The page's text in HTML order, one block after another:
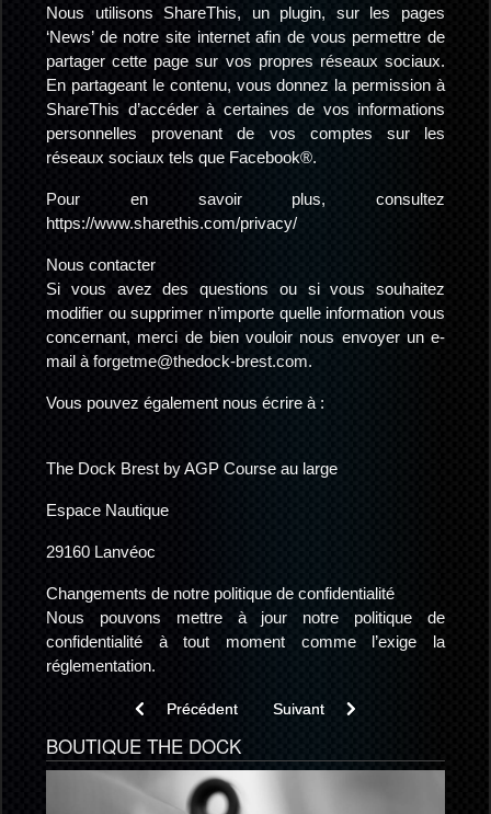
Nous utilisons ShareThis, un plugin, sur les pages
‘News’ de notre site internet afin de vous permettre de
partager cette page sur vos propres réseaux sociaux.
En partageant le contenu, vous donnez la permission à
ShareThis d’accéder à certaines de vos informations
personnelles provenant de vos comptes sur les
réseaux sociaux tels que Facebook®.
Pour en savoir plus, consultez
https://www.sharethis.com/privacy/
Nous contacter
Si vous avez des questions ou si vous souhaitez
modifier ou supprimer n’importe quelle information vous
concernant, merci de bien vouloir nous envoyer un e-
mail à forgetme@thedock-brest.com.
Vous pouvez également nous écrire à :
The Dock Brest by AGP Course au large
Espace Nautique
29160 Lanvéoc
Changements de notre politique de confidentialité
Nous pouvons mettre à jour notre politique de
confidentialité à tout moment comme l’exige la
réglementation.
Article précédent : CGV Chantier Naval
Précédent Article suivant : Règlement du
Suivant
BOUTIQUE THE DOCK